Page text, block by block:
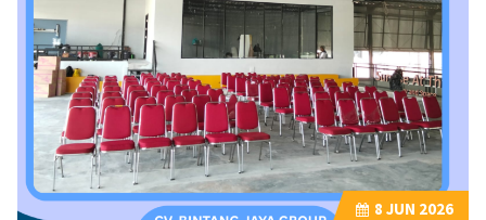
8 JUN 2026